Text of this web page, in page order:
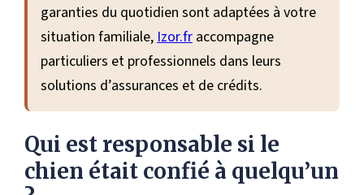
garanties du quotidien sont adaptées à votre
situation familiale,Izor.fr accompagne
particuliers et professionnels dans leurs
solutions d’assurances et de crédits.
Qui est responsable si le
chien était confié à quelqu’un